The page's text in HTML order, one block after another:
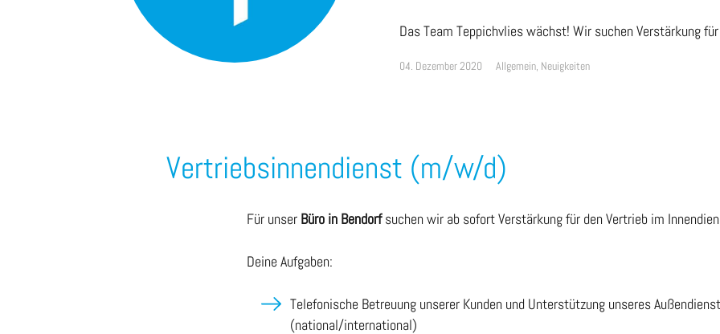
Das Team Teppichvlies wächst! Wir suchen Verstärkung
04. Dezember 2020 Allgemein, Neuigkeiten
Vertriebsinnendienst (m/w/d)
Für unser Büro in Bendorfsuchen wir ab sofort Verstärkung für den Vertrieb im
Deine Aufgaben:
Telefonische Betreuung unserer Kunden und Unterstützung unseres
(national/international)